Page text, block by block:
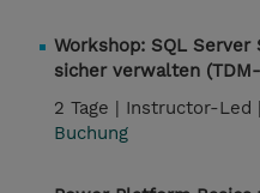
Workshop: SQL
sicher verwalten (TDM-
2 Tage | Instructor-Led |
Buchung